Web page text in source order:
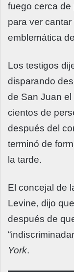
fuego cerca
para ver
emblemática
Los testigos
disparando
de San Juan
cientos de
después del
terminó de
la tarde.
El concejal de
Levine, dijo
después de
York.